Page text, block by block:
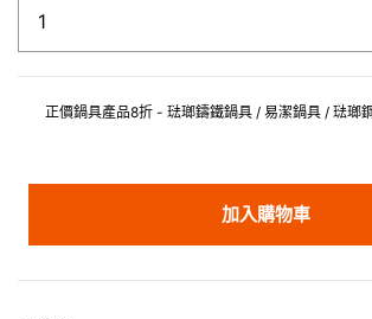
正價鍋具產品8折 - 琺瑯鑄鐵鍋具 / 易潔鍋具 / 琺瑯
加入購物車